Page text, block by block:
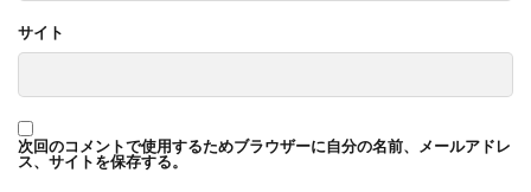
サイト
次回のコメントで使用するためブラウザーに自分の名前、メールアドレ
ス、サイトを保存する。